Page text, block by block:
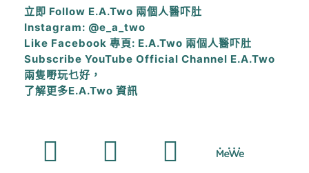
立即 Follow E.A.Two 兩個人醫吓肚
Instagram: @e_a_two
Like Facebook 專頁: E.A.Two 兩個人醫吓肚
Subscribe YouTube Official Channel E.A.Two
兩隻嘢玩乜好，
了解更多E.A.Two 資訊